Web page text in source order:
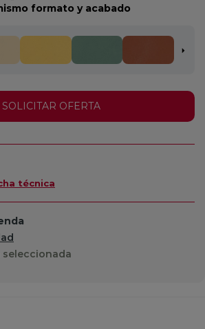
formato y acabado
SOLICITAR OFERTA
técnica